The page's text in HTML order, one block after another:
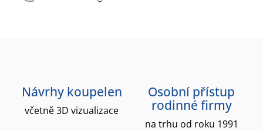
Návrhy koupelen
včetně 3D vizualizace
Osobní přístup
rodinné firmy
na trhu od roku 1991